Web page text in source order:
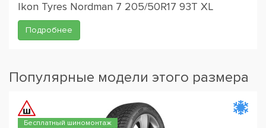
Ikon Tyres Nordman 7 205/50R17 93T XL
Подробнее
Популярные модели этого размера
Бесплатный шиномонтаж